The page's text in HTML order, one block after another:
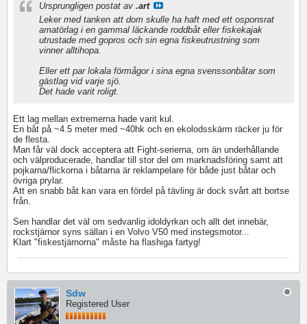
Ursprungligen postat av .art
Leker med tanken att dom skulle ha haft med ett osponsrat
amatörlag i en gammal läckande roddbåt eller fiskekajak
utrustade med gopros och sin egna fiskeutrustning som
vinner alltihopa.
Eller ett par lokala förmågor i sina egna svenssonbåtar som
gästlag vid varje sjö.
Det hade varit roligt.
Ett lag mellan extremerna hade varit kul.
En båt på ~4.5 meter med ~40hk och en ekolodsskärm räcker ju för
de flesta.
Man får väl dock acceptera att Fight-serierna, om än underhållande
och välproducerade, handlar till stor del om marknadsföring samt att
pojkarna/flickorna i båtarna är reklampelare för både just båtar och
övriga prylar.
Att en snabb båt kan vara en fördel på tävling är dock svårt att bortse
från.
Sen handlar det väl om sedvanlig idoldyrkan och allt det innebär,
rockstjärnor syns sällan i en Volvo V50 med instegsmotor...
Klart "fiskestjärnorna" måste ha flashiga fartyg!
Sdw
Registered User